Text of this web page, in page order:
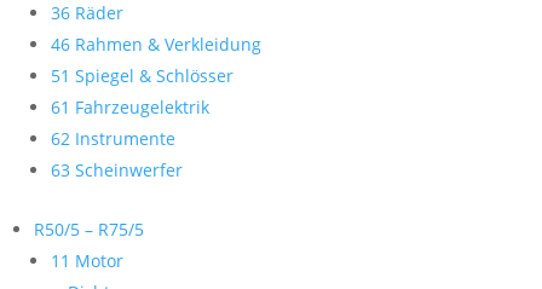
36 Räder
46 Rahmen & Verkleidung
51 Spiegel & Schlösser
61 Fahrzeugelektrik
62 Instrumente
63 Scheinwerfer
R50/5 – R75/5
11 Motor